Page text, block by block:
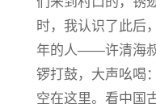
时，我认识了此后
年的人——许清海
锣打鼓，大声吆喝
空在这里。看中国